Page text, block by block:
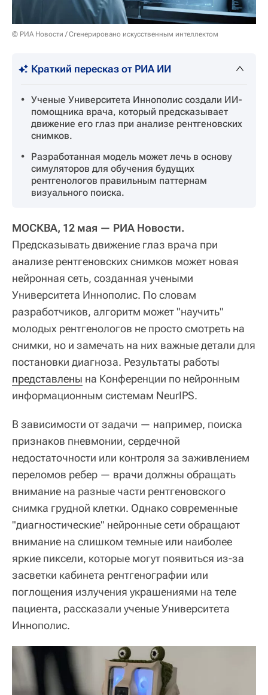
© РИА Новости / Сгенерировано искусственным интеллектом
Краткий пересказ от РИА ИИ
Ученые Университета Иннополис создали ИИ-
помощника врача, который предсказывает
движение его глаз при анализе рентгеновских
снимков.
Разработанная модель может лечь в основу
симуляторов для обучения будущих
рентгенологов правильным паттернам
визуального поиска.
МОСКВА, 12 мая — РИА Новости.
Предсказывать движение глаз врача при
анализе рентгеновских снимков может новая
нейронная сеть, созданная учеными
Университета Иннополис. По словам
разработчиков, алгоритм может "научить"
молодых рентгенологов не просто смотреть на
снимки, но и замечать на них важные детали для
постановки диагноза. Результаты работы
представлены на Конференции по нейронным
информационным системам NeurIPS.
В зависимости от задачи — например, поиска
признаков пневмонии, сердечной
недостаточности или контроля за заживлением
переломов ребер — врачи должны обращать
внимание на разные части рентгеновского
снимка грудной клетки. Однако современные
"диагностические" нейронные сети обращают
внимание на слишком темные или наиболее
яркие пиксели, которые могут появиться из-за
засветки кабинета рентгенографии или
поглощения излучения украшениями на теле
пациента, рассказали ученые Университета
Иннополис.